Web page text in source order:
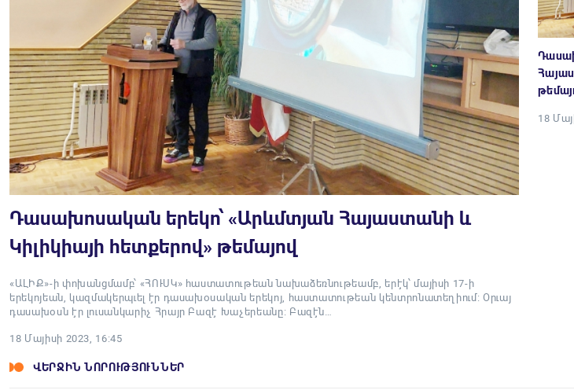
Դասախոսական երեկո՝ «Արևմտյան Հայաստանի և
Կիլիկիայի հետքերով» թեմայով
«ԱԼԻՔ»-ի փոխանցմամբ՝ «ՀՈՒՍԿ» հաստատութեան նախաձեռնութեամբ, երէկ՝ մայիսի 17-ի
երեկոյեան, կազմակերպւել էր դասախօսական երեկոյ, հաստատութեան կենտրոնատեղիում: Օրւայ
դասախօսն էր լուսանկարիչ Հրայր Բազէ Խաչերեանը: Բազէն…
18 Մայիսի 2023, 16:45
18
ՎԵՐՋԻՆ ՆՈՐՈՒԹՅՈՒՆՆԵՐ